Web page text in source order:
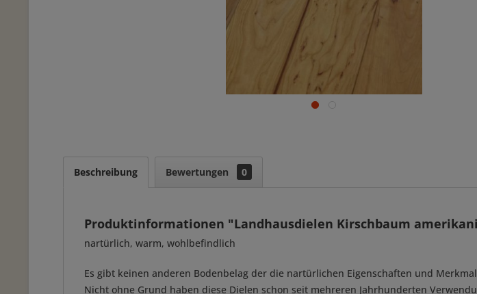
Beschreibung Bewertungen 0
Produktinformationen "Landhausdielen Kirschbaum
nartürlich, warm, wohlbefindlich
Es gibt keinen anderen Bodenbelag der die nartürlichen Eigenschaften und
Nicht ohne Grund haben diese Dielen schon seit mehreren Jahrhunderten